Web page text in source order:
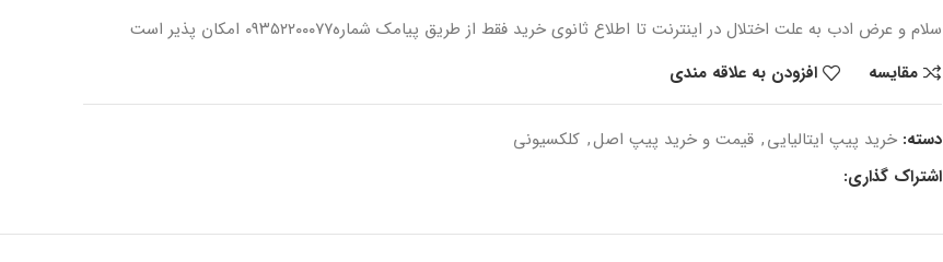
سلام و عرض ادب به علت اختلال در اینترنتتا اطلاع ثانویخریدفقط از طریق پیامک شماره۰۹۳۵۲۲۰۰۰۷۷ امکان پذیر است
مقایسه
افزودن به علاقه مندی
دسته: خرید پیپ ایتالیایی, قیمت و خرید پیپ اصل, کلکسیونی
اشتراک گذاری: